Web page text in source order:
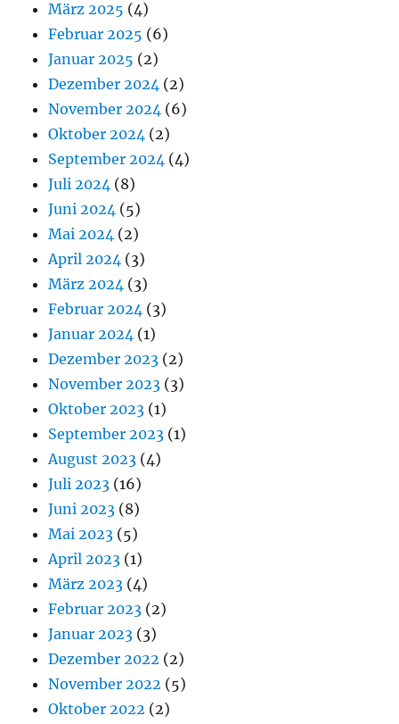
März 2025 (4)
Februar 2025 (6)
Januar 2025 (2)
Dezember 2024 (2)
November 2024 (6)
Oktober 2024 (2)
September 2024 (4)
Juli 2024 (8)
Juni 2024 (5)
Mai 2024 (2)
April 2024 (3)
März 2024 (3)
Februar 2024 (3)
Januar 2024 (1)
Dezember 2023 (2)
November 2023 (3)
Oktober 2023 (1)
September 2023 (1)
August 2023 (4)
Juli 2023 (16)
Juni 2023 (8)
Mai 2023 (5)
April 2023 (1)
März 2023 (4)
Februar 2023 (2)
Januar 2023 (3)
Dezember 2022 (2)
November 2022 (5)
Oktober 2022 (2)